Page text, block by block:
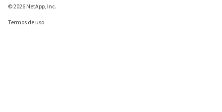
© 2026 NetApp, Inc.
Termos de uso